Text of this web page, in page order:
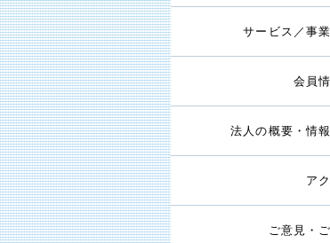
サービス／事
会員
法人の概要・情
ア
ご意見・